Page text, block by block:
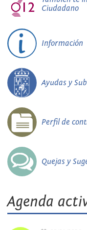
Ciudadano
Información
Ayudas y
Perfil de
Quejas y
Agenda